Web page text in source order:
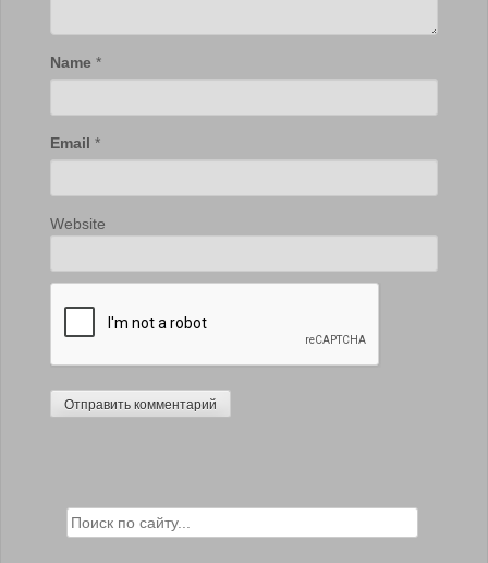
Name *
Email *
Website
Search for: